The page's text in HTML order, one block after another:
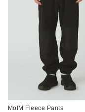
MofM Fleece Pants